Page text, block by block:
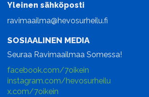
Yleinen sähköposti
ravimaailma@hevosurheilu.fi
SOSIAALINEN MEDIA
Seuraa Ravimaailmaa Somessa!
facebook.com/7oikein
instagram.com/hevosurheilu
x.com/7oikein